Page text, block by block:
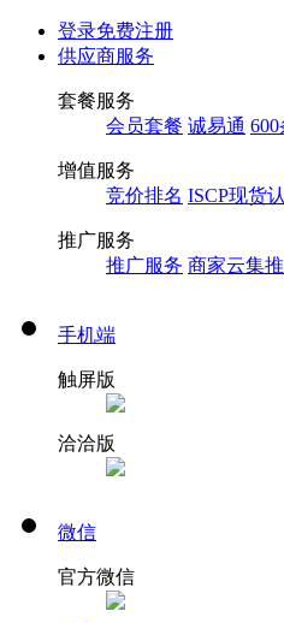
登录免费注册
供应商服务
套餐服务
会员套餐 诚易通 600
增值服务
竞价排名 ISCP现货
推广服务
推广服务 商家云集
手机端
触屏版
洽洽版
微信
官方微信